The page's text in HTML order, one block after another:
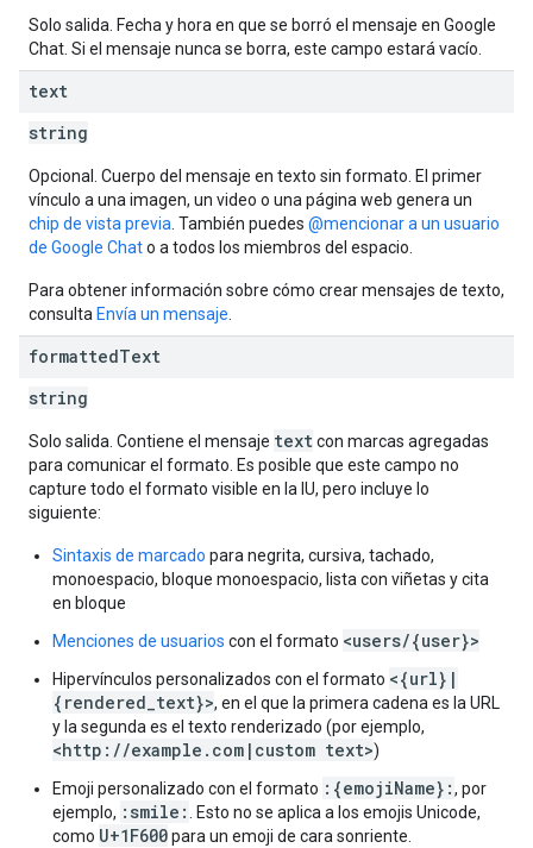
Solo salida. Fecha y hora en que se borró el mensaje en Google
Chat. Si el mensaje nunca se borra, este campo estará vacío.
text
string
Opcional. Cuerpo del mensaje en texto sin formato. El primer
vínculo a una imagen, un video o una página web genera un
chip de vista previa . También puedes @mencionar a un usuario
de Google Chato a todos los miembros del espacio.
Para obtener información sobre cómo crear mensajes de texto,
consulta Envía un mensaje
formattedText
string
Solo salida. Contiene el mensaje textcon marcas agregadas
para comunicar el formato. Es posible que este campo no
capture todo el formato visible en la IU, pero incluye lo
siguiente:
Sintaxis de marcado para negrita, cursiva, tachado,
monoespacio, bloque monoespacio, lista con viñetas y cita
en bloque
Menciones de usuarios con el formato <users/{user}>
Hipervínculos personalizados con el formato <{url}|
{rendered_text}>, en el que la primera cadena es la URL
y la segunda es el texto renderizado (por ejemplo,
<http://example.com|custom text>)
Emoji personalizado con el formato :{emojiName}:, por
ejemplo, :smile:
. Esto no se aplica a los emojis Unicode,
como U+1F600para un emoji de cara sonriente.